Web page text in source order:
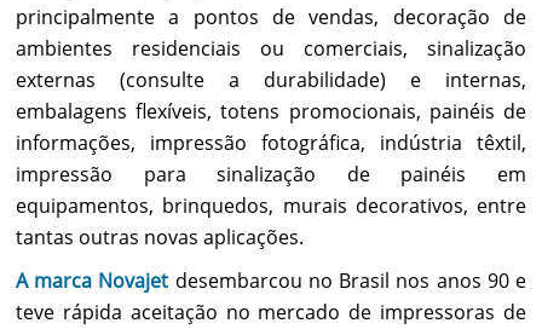
principalmente a pontos de vendas, decoração de
ambientes residenciais ou comerciais, sinalização
externas (consulte a durabilidade) e internas,
embalagens flexíveis, totens promocionais, painéis de
informações, impressão fotográfica, indústria têxtil,
impressão para sinalização de painéis em
equipamentos, brinquedos, murais decorativos, entre
tantas outras novas aplicações.
A marca Novajet desembarcou no Brasil nos anos 90 e
teve rápida aceitação no mercado de impressoras de